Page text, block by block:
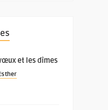
et les dîmes